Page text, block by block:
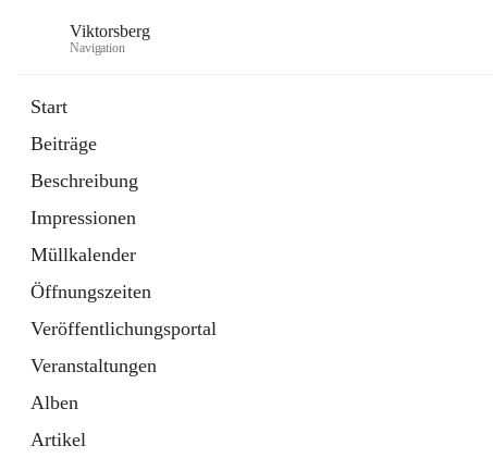
Viktorsberg
Navigation
Start
Beiträge
Beschreibung
Impressionen
Müllkalender
Öffnungszeiten
Veröffentlichungsportal
Veranstaltungen
Alben
Artikel